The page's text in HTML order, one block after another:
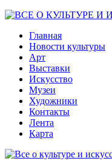
Главная
Новости культуры
Арт
Выставки
Искусство
Музеи
Художники
Контакты
Лента
Карта